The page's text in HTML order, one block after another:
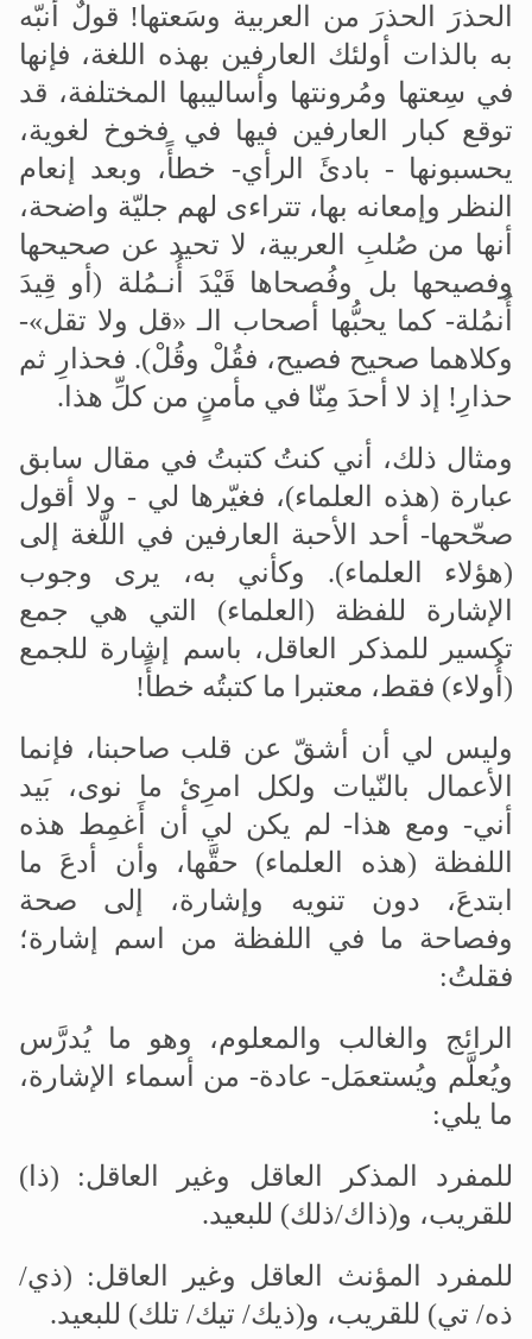
الحذرَ الحذرَ من العربية وسَعتها! قولٌ أنبّه
به بالذات أولئك العارفين بهذه اللغة، فإنها
في سِعتها ومُرونتها وأساليبها المختلفة، قد
توقع كبار العارفين فيها في فخوخ لغوية،
يحسبونها - بادئَ الرأي- خطأً، وبعد إنعام
النظر وإمعانه بها، تتراءى لهم جليّة واضحة،
أنها من صُلبِ العربية، لا تحيد عن صحيحها
وفصيحها بل وفُصحاها قَيْدَ أُنـمُلة (أو قِيدَ
أُنمُلة- كما يحبُّها أصحاب الـ «قل ولا تقل»-
وكلاهما صحيح فصيح، فقُلْ وقُلْ). فحذارِ ثم
حذارِ! إذ لا أحدَ مِنّا في مأمنٍ من كلِّ هذا.
ومثال ذلك، أني كنتُ كتبتُ في مقال سابق
عبارة (هذه العلماء)، فغيّرها لي - ولا أقول
صحّحها- أحد الأحبة العارفين في اللّغة إلى
(هؤلاء العلماء). وكأني به، يرى وجوب
الإشارة للفظة (العلماء) التي هي جمع
تكسير للمذكر العاقل، باسم إشارة للجمع
(أُولاء) فقط، معتبرا ما كتبتُه خطأً!
وليس لي أن أشقّ عن قلب صاحبنا، فإنما
الأعمال بالنّيات ولكل امرِئ ما نوى، بَيد
أني- ومع هذا- لم يكن لي أن أَغمِط هذه
اللفظة (هذه العلماء) حقَّها، وأن أدعَ ما
ابتدعَ، دون تنويه وإشارة، إلى صحة
وفصاحة ما في اللفظة من اسم إشارة؛
فقلتُ:
الرائج والغالب والمعلوم، وهو ما يُدرَّس
ويُعلَّم ويُستعمَل- عادة- من أسماء الإشارة،
ما يلي:
للمفرد المذكر العاقل وغير العاقل: (ذا)
للقريب، و(ذاك/ذلك) للبعيد.
للمفرد المؤنث العاقل وغير العاقل: (ذي/
ذه/ تي) للقريب، و(ذيك/ تيك/ تلك) للبعيد.